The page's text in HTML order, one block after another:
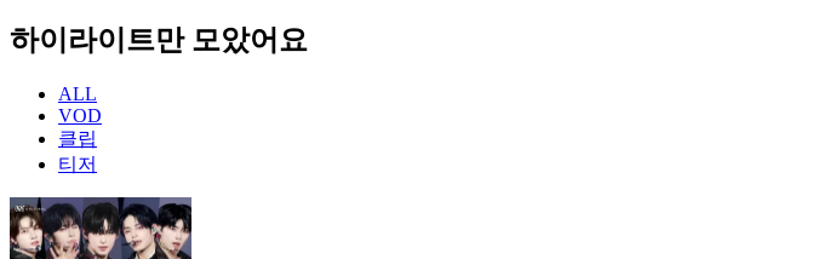
하이라이트만 모았어요
ALL
VOD
클립
티저